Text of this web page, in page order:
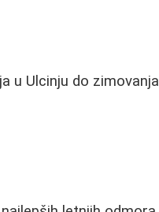
u Ulcinju do zimovanja